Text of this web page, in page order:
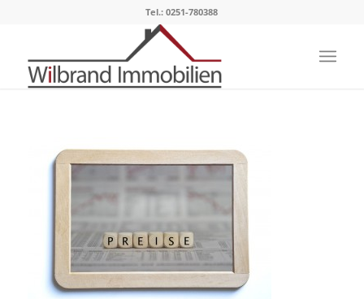
Tel.: 0251-780388